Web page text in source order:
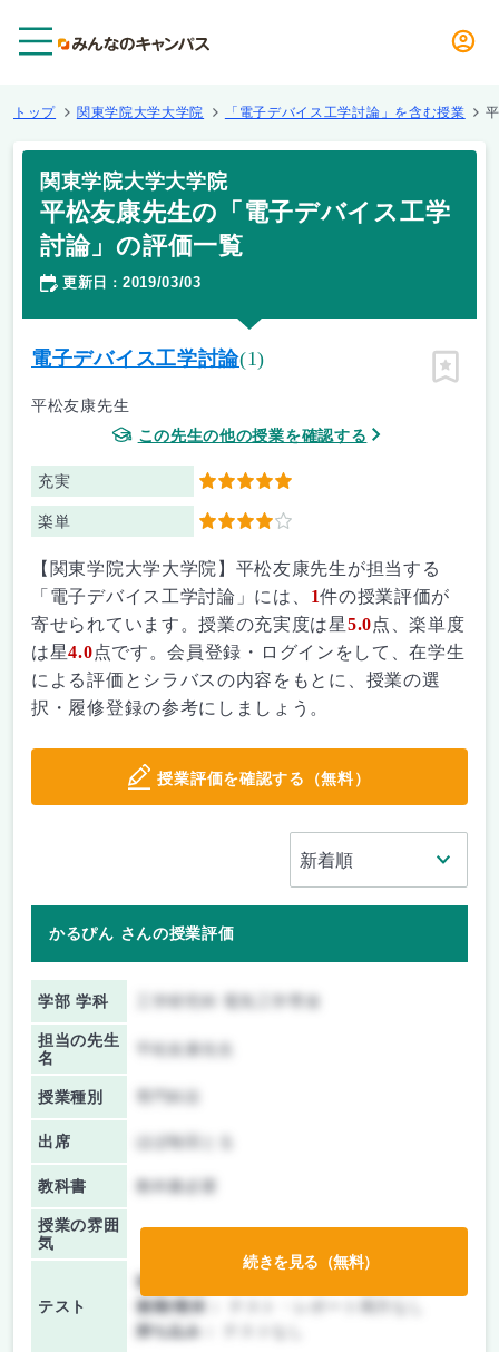
トップ 関東学院大学大学院 「電子デバイス工学討論」を含む授業
関東学院大学大学院
平松友康先生の「電子デバイス工学
討論」の評価一覧
更新日 ： 2019/03/03
電子デバイス工学討論(1)
平松友康先生
この先生の他の授業を確認する
充実 5
楽単 4
ピン留
【関東学院大学大学院】平松友康先生が担当する
「電子デバイス工学討論」には、 1件の授業評価が
寄せられています。授業の充実度は星5.0点、楽単度
は星4.0点です。会員登録・ログインをして、在学生
による評価とシラバスの内容をもとに、授業の選
択・履修登録の参考にしましょう。
授業評価を確認する（無料）
かるぴん さんの授業評価
学部 学科
担当の先生
名
授業種別
出席 ほぼ毎回とる
教科書 教科書必要
授業の雰囲
気
テスト
前期/中間：
後期/期末：
持ち込み：
続きを見る（無料）